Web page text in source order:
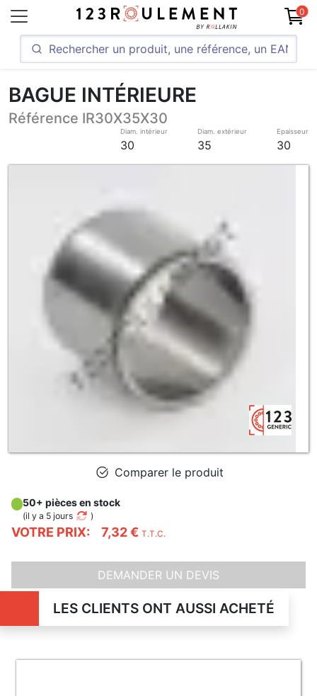
0
BAGUE INTÉRIEURE
Référence IR30X35X30
Diam. intérieur
30
Diam. extérieur
35
Epaisseur
30
Comparer le produit
VOTRE PRIX: 7,32 € T.T.C.
50+ pièces en stock
(il y a 5 jours )
DEMANDER UN DEVIS
LES CLIENTS ONT AUSSI ACHETÉ